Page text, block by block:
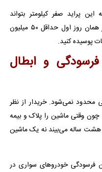
پراید صفر کیلومتر بتواند
دوباره در خیابان حرکت کند شما باید در همان روز اول حداقل ۵۰ میلیون
پوسیده کنید.
و ابطال
نمی‌شود. خریدار از نظر
چون وقتی ماشین را پلاک و بیمه
ساله می‌بیند نه یک ماشین
فرسودگی خودروهای سواری در